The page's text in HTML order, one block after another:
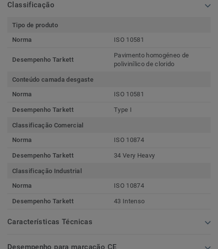
Classificação
Tipo de produto
Norma
ISO 10581
Desempenho Tarkett
Pavimento homogéneo de
polivinílico de clorido
Conteúdo camada desgaste
Norma
ISO 10581
Desempenho Tarkett Type I
Classificação Comercial
Norma
ISO 10874
Desempenho Tarkett 34 Very Heavy
Classificação Industrial
Norma
ISO 10874
Desempenho Tarkett 43 Intenso
Características Técnicas
Desempenho para marcação CE